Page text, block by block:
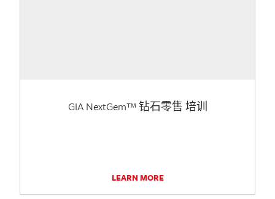
GIA NextGem™ 钻石零售 培训
LEARN MORE